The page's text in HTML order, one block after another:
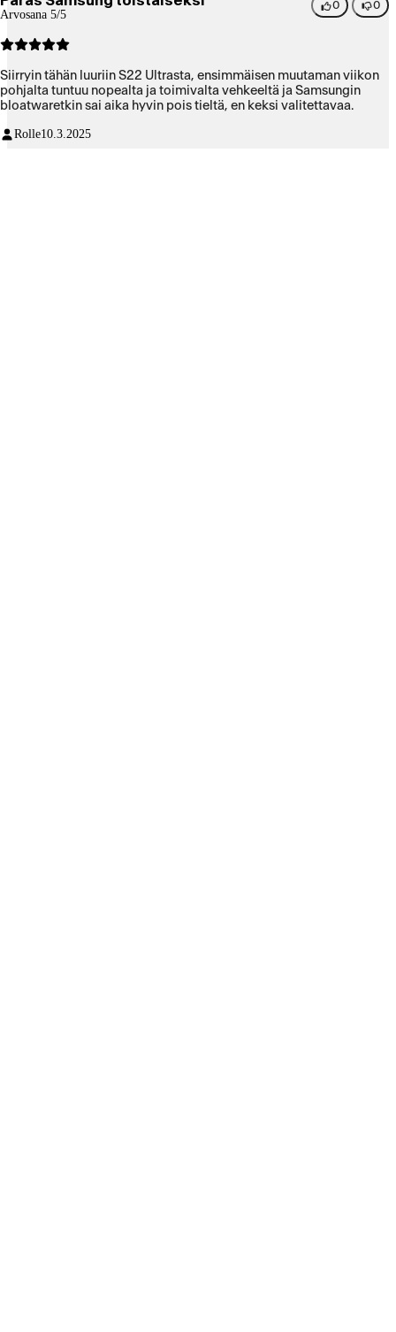
Arvosana 5/5
0 0
Siirryin tähän luuriin S22 Ultrasta, ensimmäisen muutaman viikon
pohjalta tuntuu nopealta ja toimivalta vehkeeltä ja Samsungin
bloatwaretkin sai aika hyvin pois tieltä, en keksi valitettavaa.
Rolle10.3.2025